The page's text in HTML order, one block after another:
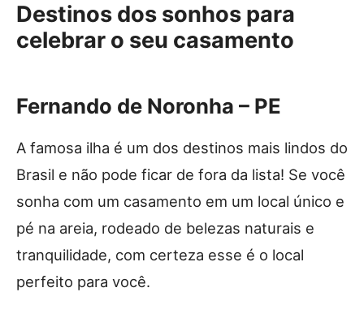
Destinos dos sonhos para
celebrar o seu casamento
Fernando de Noronha – PE
A famosa ilha é um dos destinos mais lindos do
Brasil e não pode ficar de fora da lista! Se você
sonha com um casamento em um local único e
pé na areia, rodeado de belezas naturais e
tranquilidade, com certeza esse é o local
perfeito para você.